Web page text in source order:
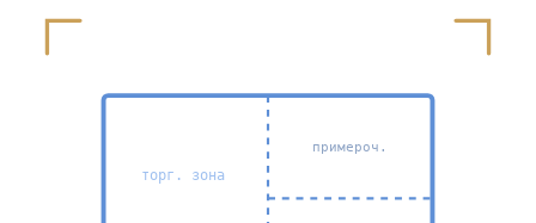
торг. зона
примероч.